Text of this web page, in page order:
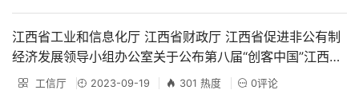
江西省工业和信息化厅 江西省财政厅 江西省促进非公有制
经济发展领导小组办公室关于公布第八届“创客中国”江西省
中小企业创新创业大赛获奖结果的通知
工信厅 2023-09-19 301 热度 0评论